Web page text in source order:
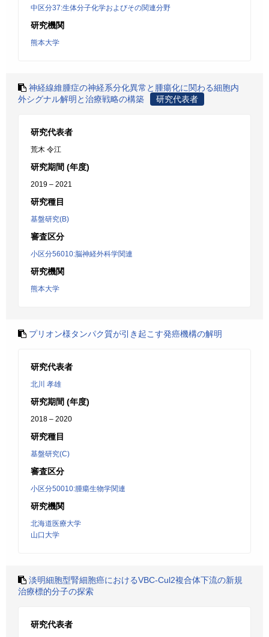
中区分37:生体分子化学およびその関連分野
研究機関
熊本大学
神経線維腫症の神経系分化異常と腫瘍化に関わる細胞内
外シグナル解明と治療戦略の構築
研究代表者
研究代表者
荒木 令江
研究期間 (年度)
2019 – 2021
研究種目
基盤研究(B)
審査区分
小区分56010:脳神経外科学関連
研究機関
熊本大学
プリオン様タンパク質が引き起こす発癌機構の解明
研究代表者
北川 孝雄
研究期間 (年度)
2018 – 2020
研究種目
基盤研究(C)
審査区分
小区分50010:腫瘍生物学関連
研究機関
北海道医療大学
山口大学
淡明細胞型腎細胞癌におけるVBC-Cul2複合体下流の新規
治療標的分子の探索
研究代表者